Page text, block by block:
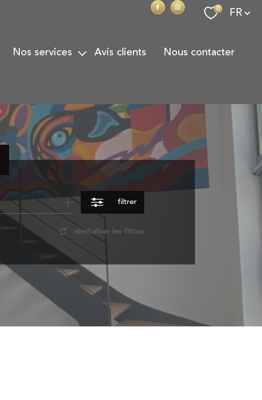
0 Langue
FR
nos services
Transaction
Nos honoraires
avis clients nous contacter
filtrer
réinitialiser les filtres